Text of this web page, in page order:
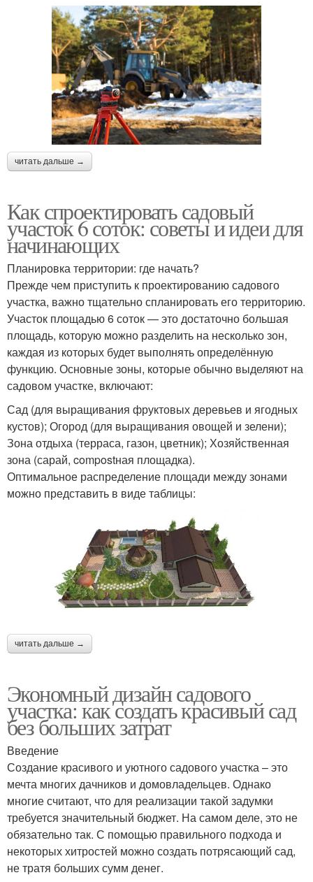
читать дальше →
Как спроектировать садовый
участок 6 соток: советы и идеи для
начинающих
Планировка территории: где начать?
Прежде чем приступить к проектированию садового
участка, важно тщательно спланировать его территорию.
Участок площадью 6 соток — это достаточно большая
площадь, которую можно разделить на несколько зон,
каждая из которых будет выполнять определённую
функцию. Основные зоны, которые обычно выделяют на
садовом участке, включают:
Сад (для выращивания фруктовых деревьев и ягодных
кустов); Огород (для выращивания овощей и зелени);
Зона отдыха (терраса, газон, цветник); Хозяйственная
зона (сарай, compostная площадка).
Оптимальное распределение площади между зонами
можно представить в виде таблицы:
читать дальше →
Экономный дизайн садового
участка: как создать красивый сад
без больших затрат
Введение
Создание красивого и уютного садового участка – это
мечта многих дачников и домовладельцев. Однако
многие считают, что для реализации такой задумки
требуется значительный бюджет. На самом деле, это не
обязательно так. С помощью правильного подхода и
некоторых хитростей можно создать потрясающий сад,
не тратя больших сумм денег.